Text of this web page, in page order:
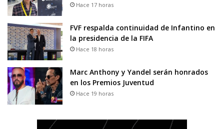
Hace 17 horas
FVF respalda continuidad de Infantino en
la presidencia de la FIFA
Hace 18 horas
Marc Anthony y Yandel serán honrados
en los Premios Juventud
Hace 19 horas